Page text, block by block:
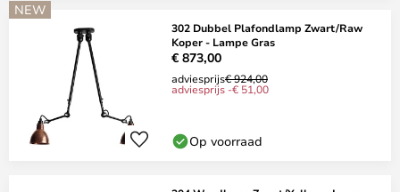
NEW
302 Dubbel Plafondlamp Zwart/Raw
Koper - Lampe Gras
€ 873,00
adviesprijs€ 924,00
adviesprijs -€ 51,00
Op voorraad